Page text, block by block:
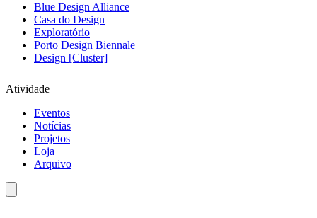
Blue Design Alliance
Casa do Design
Exploratório
Porto Design Biennale
Design [Cluster]
Atividade
Eventos
Notícias
Projetos
Loja
Arquivo